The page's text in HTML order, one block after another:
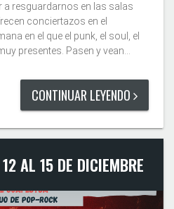
a resguardarnos en las salas
conciertazos en el
en el que el punk, el soul, el
presentes. Pasen y vean...
CONTINUAR LEYENDO
AL 15 DE DICIEMBRE